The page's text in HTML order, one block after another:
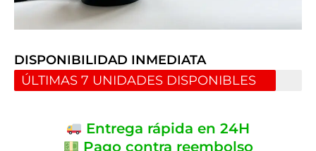
DISPONIBILIDAD INMEDIATA
ÚLTIMAS 7 UNIDADES DISPONIBLES
Entrega rápida en 24H
Pago contra reembolso